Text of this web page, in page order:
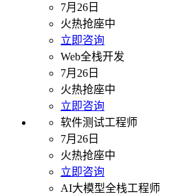
7月26日
火热抢座中
立即咨询
Web全栈开发
7月26日
火热抢座中
立即咨询
软件测试工程师
7月26日
火热抢座中
立即咨询
AI大模型全栈工程师